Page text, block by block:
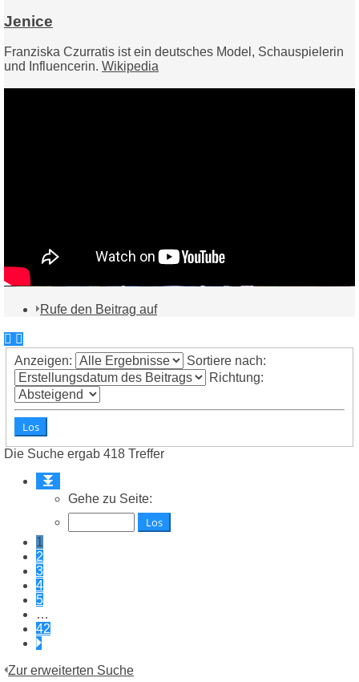
Jenice
Franziska Czurratis ist ein deutsches Model, Schauspielerin
und Influencerin. Wikipedia
Rufe den Beitrag auf
Anzeigen:
Sortiere nach:
Richtung:
Die Suche ergab 418 Treffer
1
42
Gehe zu Seite:
1
2
3
4
5
…
42
Nächste
Zur erweiterten Suche